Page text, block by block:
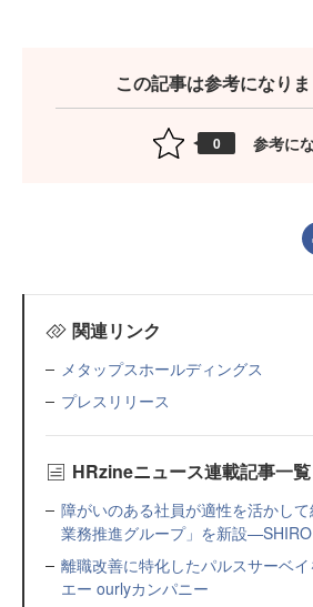
この記事は参考になり
0 参考に
関連リンク
メタップスホールディングス
プレスリリース
HRzineニュース連載記事一覧
障がいのある社員が適性を活かし
業務推進グループ」を新設—SHIRO
離職改善に特化したパルスサーベ
エー ourlyカンパニー